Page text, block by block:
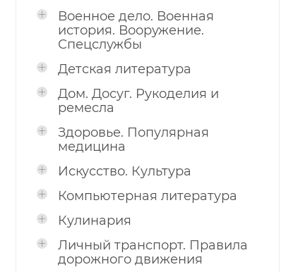
Военное дело. Военная
история. Вооружение.
Спецслужбы
Детская литература
Дом. Досуг. Рукоделия и
ремесла
Здоровье. Популярная
медицина
Искусство. Культура
Компьютерная литература
Кулинария
Личный транспорт. Правила
дорожного движения